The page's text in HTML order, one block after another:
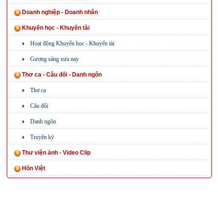
Doanh nghiệp - Doanh nhân
Khuyến học - Khuyến tài
Hoạt động Khuyến học - Khuyến tài
Gương sáng xưa nay
Thơ ca - Câu đối - Danh ngôn
Thơ ca
Câu đối
Danh ngôn
Truyện ký
Thư viện ảnh - Video Clip
Hồn Việt